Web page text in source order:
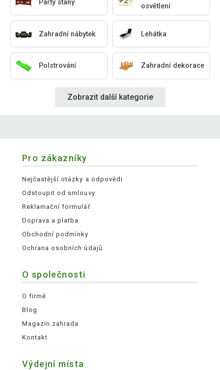
Párty stany
osvětlení
Zahradní nábytek Lehátka
Polstrování Zahradní dekorace
Zobrazit další kategorie
Pro zákazníky
Nejčastější otázky a odpovědi
Odstoupit od smlouvy
Reklamační formulář
Doprava a platba
Obchodní podmínky
Ochrana osobních údajů
O společnosti
O firmě
Blog
Magazín zahrada
Kontakt
Výdejní místa